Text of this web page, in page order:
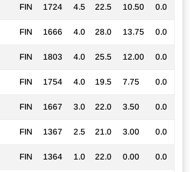
FIN 1724 4.5 22.5 10.50 0.0
FIN 1666 4.0 28.0 13.75 0.0
FIN 1803 4.0 25.5 12.00 0.0
FIN 1754 4.0 19.5 7.75 0.0
FIN 1667 3.0 22.0 3.50 0.0
FIN 1367 2.5 21.0 3.00 0.0
FIN 1364 1.0 22.0 0.00 0.0